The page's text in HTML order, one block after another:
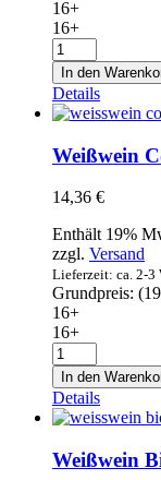
16+
16+
Weißwein
Esteban
Martin
Chardonnay-
Macabeo
2019
0,75l
In den
Details
Weißwein
14,36 €
Enthält 19%
zzgl. Versand
Lieferzeit: ca. 2-3
Grundpreis: (
16+
16+
Weißwein
Condes
Eylo
Verdejo
2019
0,75l
Menge
In den
Details
Weißwein